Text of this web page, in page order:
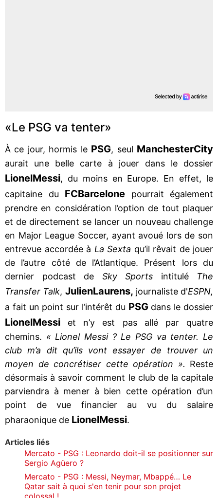
«Le PSG va tenter»
À ce jour, hormis le PSG, seul ManchesterCity
aurait une belle carte à jouer dans le dossier
LionelMessi, du moins en Europe. En effet, le
capitaine du FCBarcelone pourrait également
prendre en considération l’option de tout plaquer
et de directement se lancer un nouveau challenge
en Major League Soccer, ayant avoué lors de son
entrevue accordée à La Sexta qu’il rêvait de jouer
de l’autre côté de l’Atlantique. Présent lors du
dernier podcast de Sky Sports intitulé The
Transfer Talk, JulienLaurens, journaliste d'ESPN,
a fait un point sur l’intérêt du PSGdans le dossier
LionelMessi et n’y est pas allé par quatre
chemins. « Lionel Messi ? Le PSG va tenter. Le
club m’a dit qu’ils vont essayer de trouver un
moyen de concrétiser cette opération ». Reste
désormais à savoir comment le club de la capitale
parviendra à mener à bien cette opération d’un
point de vue financier au vu du salaire
pharaonique de LionelMessi.
Articles liés
Mercato - PSG : Leonardo doit-il se positionner sur
Sergio Agüero ?
Mercato - PSG : Messi, Neymar, Mbappé… Le
Qatar sait à quoi s'en tenir pour son projet
colossal !